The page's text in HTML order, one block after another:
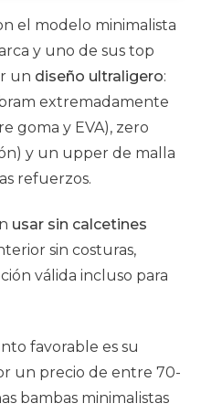
el modelo minimalista
y uno de sus top
un diseño ultraligero:
extremadamente
goma y EVA), zero
y un upper de malla
refuerzos.
usar sin calcetines
sin costuras,
válida incluso para
favorable es su
un precio de entre 70-
bambas minimalistas